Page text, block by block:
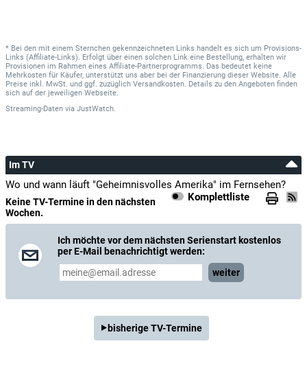
* Bei den mit einem Sternchen gekennzeichneten Links handelt es sich um Provisions-
Links (Affiliate-Links). Erfolgt über einen solchen Link eine Bestellung, erhalten wir
Provisionen im Rahmen eines Affiliate-Partnerprogramms. Das bedeutet keine
Mehrkosten für Käufer, unterstützt uns aber bei der Finanzierung dieser Website. Alle
Preise inkl. MwSt. und ggf. zuzüglich Versandkosten. Details zu den Angeboten finden
sich auf der jeweiligen Webseite.
Streaming-Daten via JustWatch.
Im TV
Wo und wann läuft "Geheimnisvolles Amerika" im Fernsehen?
Komplettliste
Keine TV-Termine in den nächsten
Wochen.
Ich möchte vor dem nächsten Serienstart kostenlos
per E-Mail benachrichtigt werden:
weiter
bisherige TV-Termine